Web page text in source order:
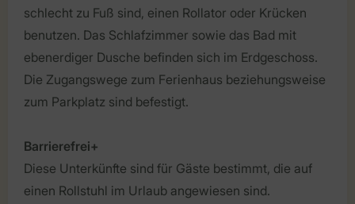
schlecht zu Fuß sind, einen Rollator oder Krücken
benutzen. Das Schlafzimmer sowie das Bad mit
ebenerdiger Dusche befinden sich im Erdgeschoss.
Die Zugangswege zum Ferienhaus beziehungsweise
zum Parkplatz sind befestigt.
Barrierefrei+
Diese Unterkünfte sind für Gäste bestimmt, die auf
einen Rollstuhl im Urlaub angewiesen sind.